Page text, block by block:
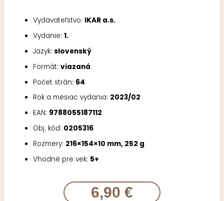
Vydavateľstvo: IKAR a.s.
Vydanie:1.
Jazyk:slovenský
Formát:viazaná
Počet strán: 64
Rok a mesiac vydania: 2023/02
EAN: 9788055187112
Obj. kód: 0205316
Rozmery: 216×154×10 mm, 252 g
Vhodné pre vek: 5+
6,90 €